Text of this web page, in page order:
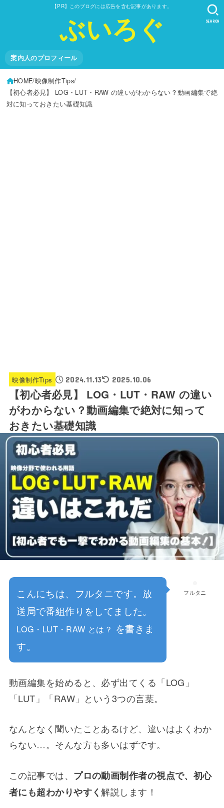
【PR】このブログには広告を含む記事があります。
ぶいろぐ
案内人のプロフィール
SEARCH
HOME 映像制作Tips
【初心者必見】 LOG・LUT・RAW の違いがわからない？動画編集で絶
対に知っておきたい基礎知識
映像制作Tips 2024.11.13 2025.10.06
【初心者必見】 LOG・LUT・RAW の違い
がわからない？動画編集で絶対に知って
おきたい基礎知識
フルタニ
こんにちは、フルタニです。放
送局で番組作りをしてました。
LOG・LUT・RAW とは？ を書きま
す。
動画編集を始めると、必ず出てくる「LOG」
「LUT」「RAW」という3つの言葉。
なんとなく聞いたことあるけど、違いはよくわか
らない…。そんな方も多いはずです。
この記事では、 プロの動画制作者の視点で、初心
者にも超わかりやすく解説します！